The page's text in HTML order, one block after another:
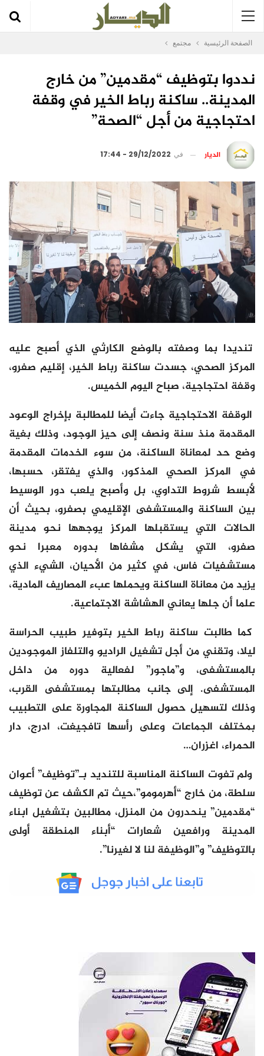
الصفحة الرئيسية مجتمع
نددوا بتوظيف “مقدمين” من خارج
المدينة.. ساكنة رباط الخير في وقفة
احتجاجية من أجل “الصحة”
الديار في 29/12/2022 - 17:44
تنديدا بما وصفته بالوضع الكارثي الذي أصبح عليه
المركز الصحي، جسدت ساكنة رباط الخير، إقليم صفرو،
وقفة احتجاجية، صباح اليوم الخميس.
الوقفة الاحتجاجية جاءت أيضا للمطالبة بإخراج الوعود
المقدمة منذ سنة ونصف إلى حيز الوجود، وذلك بغية
وضع حد لمعاناة الساكنة، من سوء الخدمات المقدمة
في المركز الصحي المذكور، والذي يفتقر، حسبها،
لأبسط شروط التداوي، بل وأصبح يلعب دور الوسيط
بين الساكنة والمستشفى الإقليمي بصفرو، بحيث أن
الحالات التي يستقبلها المركز يوجهها نحو مدينة
صفرو، التي يشكل مشفاها بدوره معبرا نحو
مستشفيات فاس، في كثير من الأحيان، الشيء الذي
يزيد من معاناة الساكنة ويحملها عبء المصاريف المادية،
علما أن جلها يعاني الهشاشة الاجتماعية.
كما طالبت ساكنة رباط الخير بتوفير طبيب الحراسة
ليلا، وتقني من أجل تشغيل الراديو والتلفاز الموجودين
بالمستشفى، و”ماجور” لفعالية دوره من داخل
المستشفى. إلى جانب مطالبتها بمستشفى القرب،
وذلك لتسهيل حصول الساكنة المجاورة على التطبيب
بمختلف الجماعات وعلى رأسها تافجيغت، ادرج، دار
الحمراء، اغزران…
ولم تفوت الساكنة المناسبة للتنديد بـ”توظيف” أعوان
سلطة، من خارج “أهرمومو”،حيث تم الكشف عن توظيف
“مقدمين” ينحدرون من المنزل، مطالبين بتشغيل ابناء
المدينة ورافعين شعارات “أبناء المنطقة أولى
بالتوظيف” و”الوظيفة لنا لا لغيرنا”.